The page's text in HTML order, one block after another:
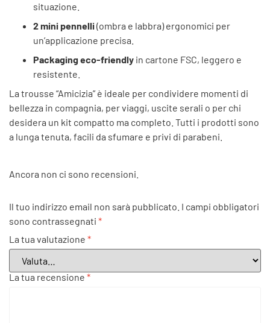
situazione.
2 mini pennelli(ombra e labbra) ergonomici per
un’applicazione precisa.
Packaging eco-friendly in cartone FSC, leggero e
resistente.
La trousse “Amicizia” è ideale per condividere momenti di
bellezza in compagnia, per viaggi, uscite serali o per chi
desidera un kit compatto ma completo. Tutti i prodotti sono
a lunga tenuta, facili da sfumare e privi di parabeni.
Ancora non ci sono recensioni.
Il tuo indirizzo email non sarà pubblicato. I campi obbligatori
sono contrassegnati *
La tua valutazione *
La tua recensione *